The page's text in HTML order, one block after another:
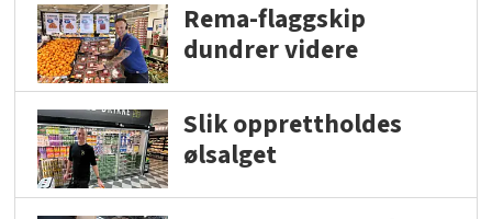
Rema-flaggskip
dundrer videre
Slik opprettholdes
ølsalget